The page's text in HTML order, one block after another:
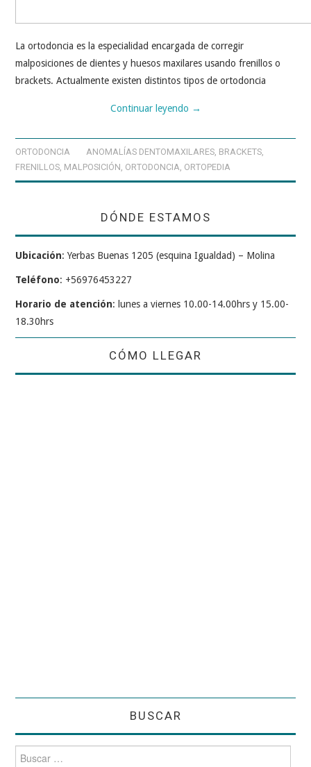
La ortodoncia es la especialidad encargada de corregir
malposiciones de dientes y huesos maxilares usando frenillos o
brackets. Actualmente existen distintos tipos de ortodoncia
Continuar leyendo →
ORTODONCIA ANOMALÍAS DENTOMAXILARES BRACKETS
FRENILLOS MALPOSICIÓN ORTODONCIA ORTOPEDIA
DÓNDE ESTAMOS
Ubicación: Yerbas Buenas 1205 (esquina Igualdad) – Molina
Teléfono: +56976453227
Horario de atención: lunes a viernes 10.00-14.00hrs y 15.00-
18.30hrs
CÓMO LLEGAR
BUSCAR